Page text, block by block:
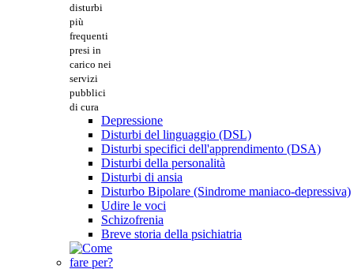
disturbi
più
frequenti
presi in
carico nei
servizi
pubblici
di cura
Depressione
Disturbi del linguaggio (DSL)
Disturbi specifici dell'apprendimento (DSA)
Disturbi della personalità
Disturbi di ansia
Disturbo Bipolare (Sindrome maniaco-depressiva)
Udire le voci
Schizofrenia
Breve storia della psichiatria